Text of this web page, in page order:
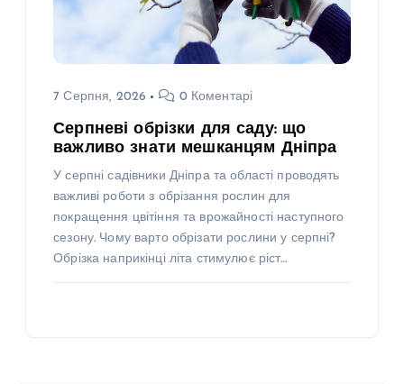
7 Серпня, 2026 0 Коментарі
Серпневі обрізки для саду: що
важливо знати мешканцям Дніпра
У серпні садівники Дніпра та області проводять
важливі роботи з обрізання рослин для
покращення цвітіння та врожайності наступного
сезону. Чому варто обрізати рослини у серпні?
Обрізка наприкінці літа стимулює ріст…